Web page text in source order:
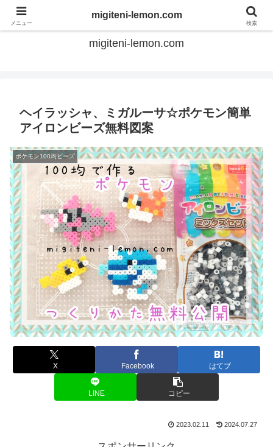
てのひらアイロンビーズ
migiteni-lemon.com
ヘイラッシャ、ミガルーサ☆ポケモン簡単
アイロンビーズ無料図案
ポケモン100均ビーズ
X Facebook はてブ
LINE コピー
2023.02.11 2024.07.27
メニュー
migiteni-lemon.com
検索